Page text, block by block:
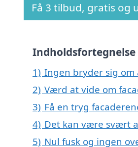
Få 3 tilbud, gratis og
Indholdsfortegnelse
1) Ingen bryder sig om
2) Værd at vide om
3) Få en tryg
4) Det kan være svært
5) Nul fusk og ingen